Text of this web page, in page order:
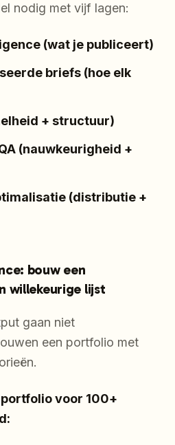
nodig met vijf lagen:
(wat je publiceert)
briefs (hoe elk
+ structuur)
(nauwkeurigheid +
(distributie +
bouw een
willekeurige lijst
gaan niet
een portfolio met
voor 100+